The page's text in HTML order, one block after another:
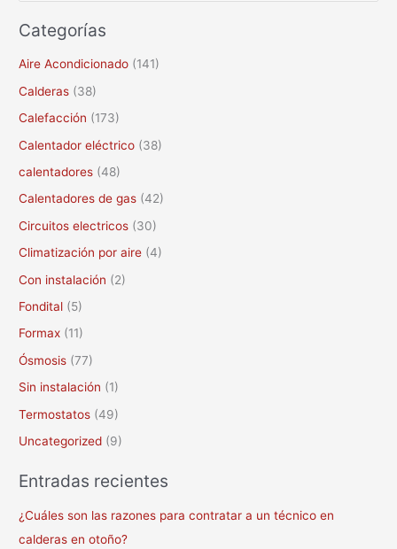
s
c
o
r
:
Categorías
Aire Acondicionado (141)
Calderas (38)
Calefacción (173)
Calentador eléctrico (38)
calentadores (48)
Calentadores de gas (42)
Circuitos electricos (30)
Climatización por aire (4)
Con instalación (2)
Fondital (5)
Formax (11)
Ósmosis (77)
Sin instalación (1)
Termostatos (49)
Uncategorized (9)
Entradas recientes
¿Cuáles son las razones para contratar a un técnico en
calderas en otoño?